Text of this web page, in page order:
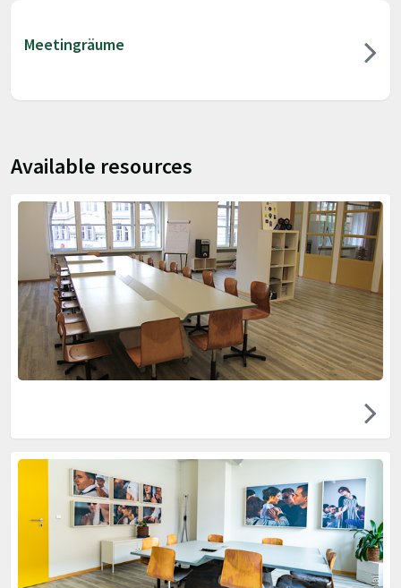
Meetingräume
Available resources